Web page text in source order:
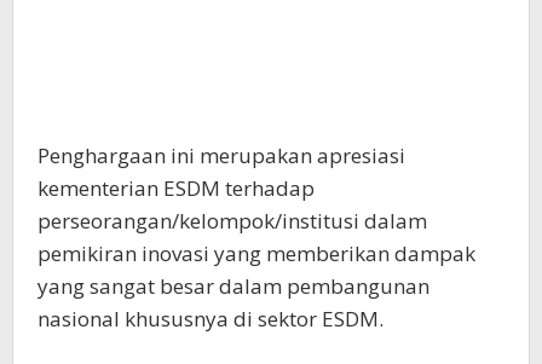
Penghargaan ini merupakan apresiasi
kementerian ESDM terhadap
perseorangan/kelompok/institusi dalam
pemikiran inovasi yang memberikan dampak
yang sangat besar dalam pembangunan
nasional khususnya di sektor ESDM.